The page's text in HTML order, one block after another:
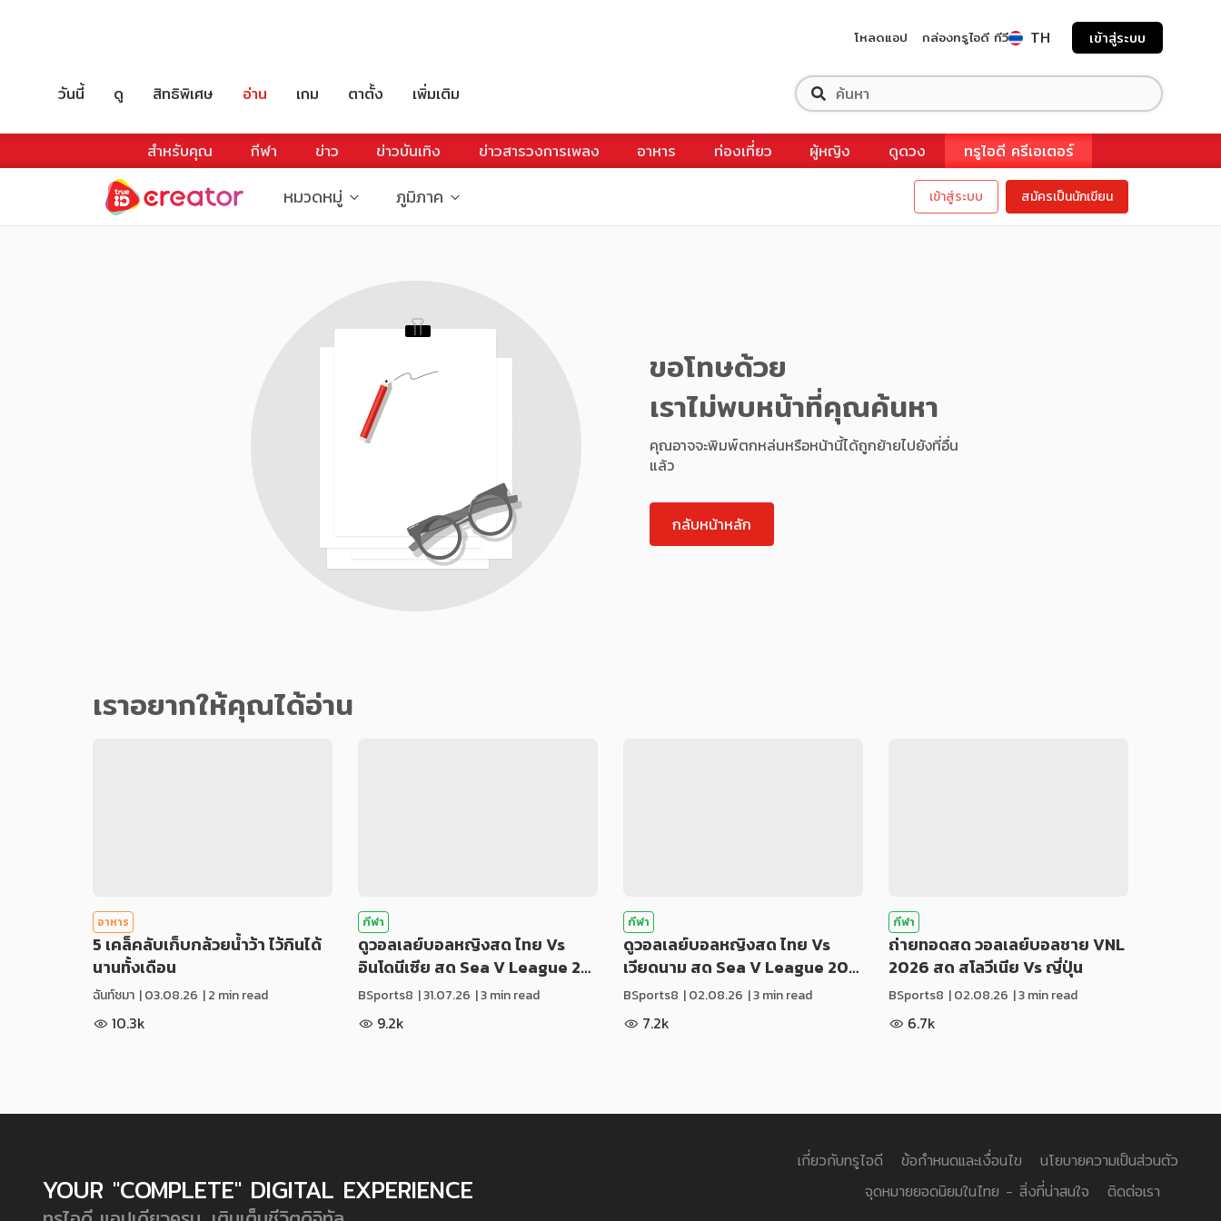
โหลดแอป กล่องทรูไอดี ทีวี TH เข้าสู่ระบบ
วันนี้ ดู สิทธิพิเศษ อ่าน เกม ตาตั้ง เพิ่มเติม
สำหรับคุณ กีฬา ข่าว ข่าวบันเทิง ข่าวสารวงการเพลง อาหาร ท่องเที่ยว ผู้หญิง ดูดวง ทรูไอดี ครีเอเตอร์
หมวดหมู่ ภูมิภาค เข้าสู่ระบบ สมัครเป็นนักเขียน
ขอโทษด้วย
เราไม่พบหน้าที่คุณค้นหา
คุณอาจจะพิมพ์ตกหล่นหรือหน้านี้ได้ถูกย้ายไปยังที่อื่น
แล้ว
กลับหน้าหลัก
เราอยากให้คุณได้อ่าน
อาหาร
5 เคล็คลับเก็บกล้วยน้ำว้า ไว้กินได้
นานทั้งเดือน
ฉันท์ชมา |03.08.26 | 2 min read
10.3k
กีฬา
ดูวอลเลย์บอลหญิงสด ไทย Vs
อินโดนีเซีย สด Sea V League 2…
BSports8 |31.07.26 | 3 min read
9.2k
กีฬา
ดูวอลเลย์บอลหญิงสด ไทย Vs
เวียดนาม สด Sea V League 20…
BSports8 |02.08.26 | 3 min read
7.2k
กีฬา
ถ่ายทอดสด วอลเลย์บอลชาย VNL
2026 สด สโลวีเนีย Vs ญี่ปุ่น
BSports8 |02.08.26 | 3 min read
6.7k
YOUR "COMPLETE" DIGITAL EXPERIENCE
เกี่ยวกับทรูไอดี ข้อกำหนดและเงื่อนไข
นโยบายความเป็นส่วนตัว
จุดหมายยอดนิยมในไทย - สิ่งที่น่าสนใจ
ติดต่อเรา